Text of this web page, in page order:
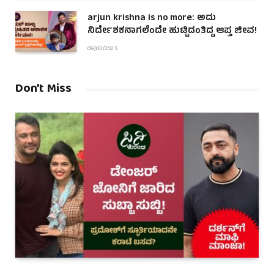
arjun krishna is no more: ಅದು
ನಿರ್ದೇಶಕನಾಗಲೆಂದೇ ಹುಟ್ಟಿದಂತಿದ್ದ ಆಪ್ತ ಜೀವ!
09/03/2025
Don't Miss